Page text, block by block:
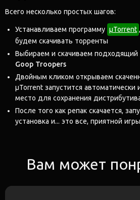
Всего несколько простых шагов:
Устанавливаем программу μTorrent
будем скачивать торренты
Выбираем и скачиваем подходящий
Goop Troopers
Двойным кликом открываем
μTorrent запустится
место для сохранения
После того как репак скачается,
установка и... это все, приятной
Вам может